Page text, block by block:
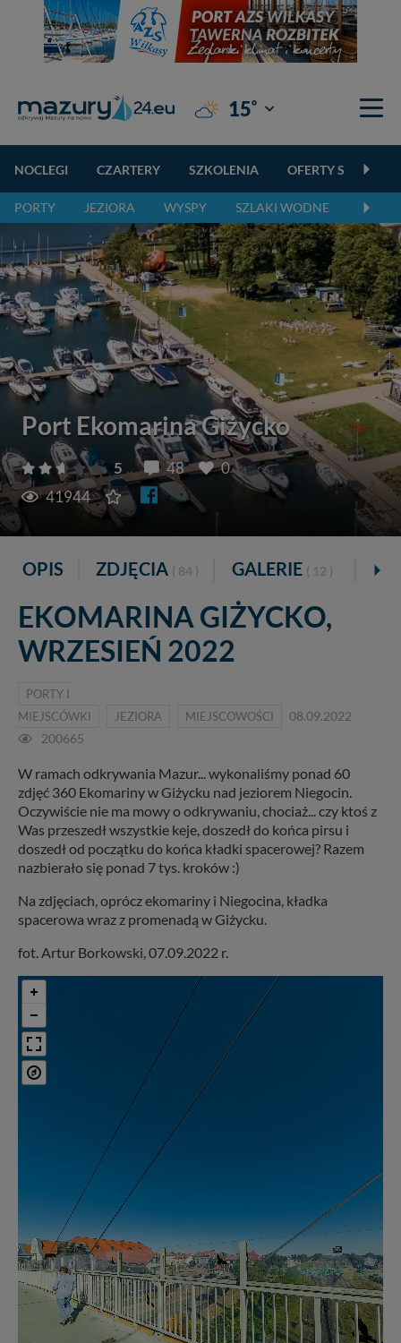
15° Giżycko
NOCLEGI CZARTERY SZKOLENIA OFERTY
PORTY JEZIORA WYSPY SZLAKI WODNE
Port Ekomarina Giżycko
5 48
0
41944
OPIS ZDJĘCIA ( 84 ) GALERIE ( 12 )
EKOMARINA GIŻYCKO,
WRZESIEŃ 2022
PORTY I
MIEJSCÓWKI
JEZIORA MIEJSCOWOŚCI
08.09.2022
200665
W ramach odkrywania Mazur... wykonaliśmy ponad 60
zdjęć 360 Ekomariny w Giżycku nad jeziorem Niegocin.
Oczywiście nie ma mowy o odkrywaniu, chociaż... czy ktoś z
Was przeszedł wszystkie keje, doszedł do końca pirsu i
doszedł od początku do końca kładki spacerowej? Razem
nazbierało się ponad 7 tys. kroków :)
Na zdjęciach, oprócz ekomariny i Niegocina, kładka
spacerowa wraz z promenadą w Giżycku.
fot. Artur Borkowski, 07.09.2022 r.